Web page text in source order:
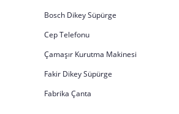
Bosch Dikey Süpürge
Cep Telefonu
Çamaşır Kurutma Makinesi
Fakir Dikey Süpürge
Fabrika Çanta